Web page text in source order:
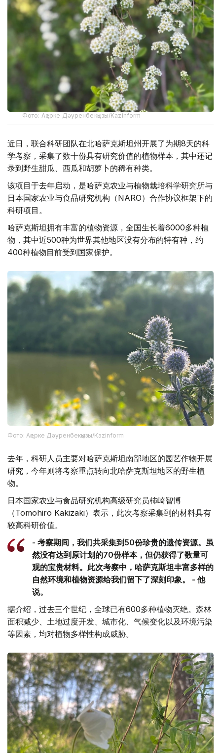
Фото: Ақерке Дәуренбекқызы/Kazinform
近日，联合科研团队在北哈萨克斯坦州开展了为期8天的科
学考察，采集了数十份具有研究价值的植物样本，其中还记
录到野生甜瓜、西瓜和胡萝卜的稀有种类。
该项目于去年启动，是哈萨克农业与植物栽培科学研究所与
日本国家农业与食品研究机构（NARO）合作协议框架下的
科研项目。
哈萨克斯坦拥有丰富的植物资源，全国生长着6000多种植
物，其中近500种为世界其他地区没有分布的特有种，约
400种植物目前受到国家保护。
Фото: Ақерке Дәуренбекқызы/Kazinform
去年，科研人员主要对哈萨克斯坦南部地区的园艺作物开展
研究，今年则将考察重点转向北哈萨克斯坦地区的野生植
物。
日本国家农业与食品研究机构高级研究员柿崎智博
（Tomohiro Kakizaki）表示，此次考察采集到的材料具有
较高科研价值。
- 考察期间，我们共采集到50份珍贵的遗传资源。虽
然没有达到原计划的70份样本，但仍获得了数量可
观的宝贵材料。此次考察中，哈萨克斯坦丰富多样的
自然环境和植物资源给我们留下了深刻印象。 - 他
说。
据介绍，过去三个世纪，全球已有600多种植物灭绝。森林
面积减少、土地过度开发、城市化、气候变化以及环境污染
等因素，均对植物多样性构成威胁。